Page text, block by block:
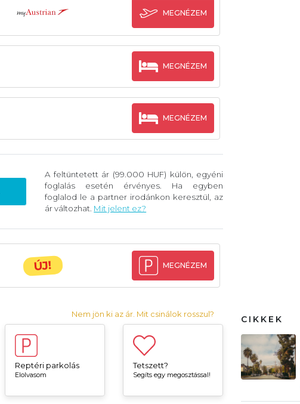
MEGNÉZEM
MEGNÉZEM
MEGNÉZEM
A feltüntetett ár (99.000 HUF) külön, egyéni
foglalás esetén érvényes. Ha egyben
foglalod le a partner irodánkon keresztül, az
ár változhat. Mit jelent ez?
ÚJ! MEGNÉZEM
Nem jön ki az ár. Mit csinálok rosszul?
Reptéri parkolás
Elolvasom
Tetszett?
Segíts egy megosztással!
CIKKEK